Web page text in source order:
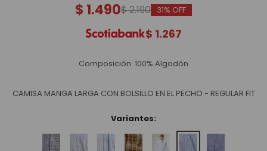
$ 1.490$2.190 31
$ 1.267
Composición: 100% Algodón
CAMISA MANGA LARGA CON BOLSILLO EN EL PECHO - REGULAR FIT
Variantes: